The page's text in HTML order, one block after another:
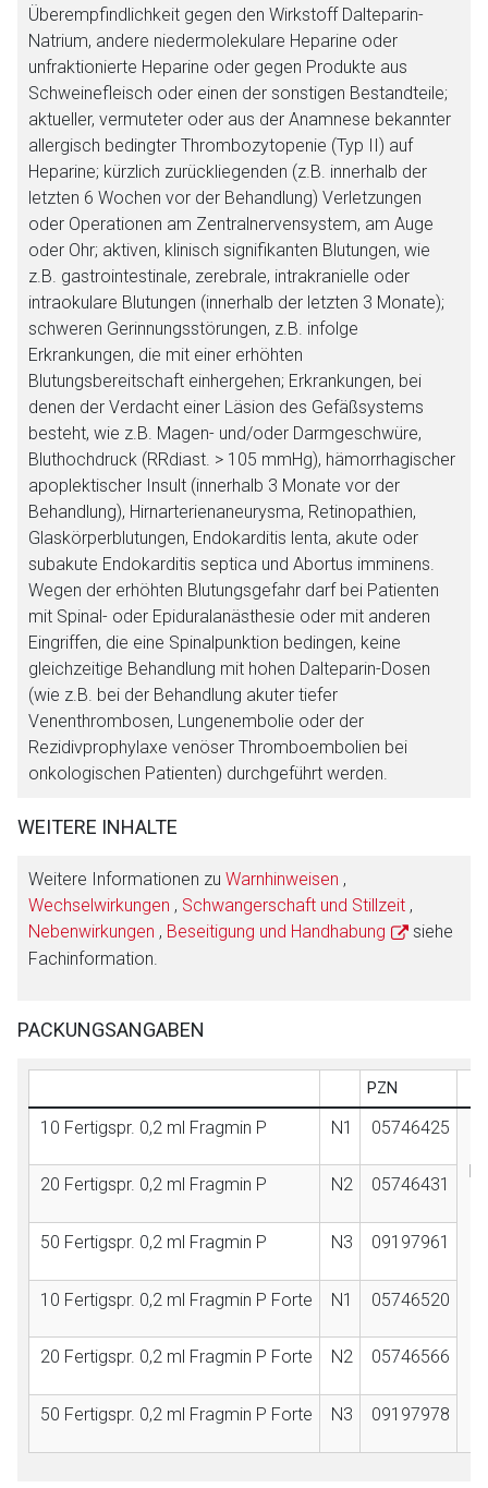
Überempfindlichkeit gegen den Wirkstoff Dalteparin-
Natrium, andere niedermolekulare Heparine oder
unfraktionierte Heparine oder gegen Produkte aus
Schweinefleisch oder einen der sonstigen Bestandteile;
aktueller, vermuteter oder aus der Anamnese bekannter
allergisch bedingter Thrombozytopenie (Typ II) auf
Heparine; kürzlich zurückliegenden (z.B. innerhalb der
letzten 6 Wochen vor der Behandlung) Verletzungen
oder Operationen am Zentralnervensystem, am Auge
oder Ohr; aktiven, klinisch signifikanten Blutungen, wie
z.B. gastrointestinale, zerebrale, intrakranielle oder
intraokulare Blutungen (innerhalb der letzten 3 Monate);
schweren Gerinnungsstörungen, z.B. infolge
Erkrankungen, die mit einer erhöhten
Blutungsbereitschaft einhergehen; Erkrankungen, bei
denen der Verdacht einer Läsion des Gefäßsystems
besteht, wie z.B. Magen- und/oder Darmgeschwüre,
Bluthochdruck (RRdiast. > 105 mmHg), hämorrhagischer
apoplektischer Insult (innerhalb 3 Monate vor der
Behandlung), Hirnarterienaneurysma, Retinopathien,
Glaskörperblutungen, Endokarditis lenta, akute oder
subakute Endokarditis septica und Abortus imminens.
Wegen der erhöhten Blutungsgefahr darf bei Patienten
mit Spinal- oder Epiduralanästhesie oder mit anderen
Eingriffen, die eine Spinalpunktion bedingen, keine
gleichzeitige Behandlung mit hohen Dalteparin-Dosen
(wie z.B. bei der Behandlung akuter tiefer
Venenthrombosen, Lungenembolie oder der
Rezidivprophylaxe venöser Thromboembolien bei
onkologischen Patienten) durchgeführt werden.
WEITERE INHALTE
Weitere Informationen zu Warnhinweisen ,
Wechselwirkungen , Schwangerschaft und Stillzeit ,
Nebenwirkungen , Beseitigung und Handhabung
siehe
Fachinformation.
PACKUNGSANGABEN
PZN
10 Fertigspr. 0,2 ml Fragmin P N1 05746425
20 Fertigspr. 0,2 ml Fragmin P N2 05746431
50 Fertigspr. 0,2 ml Fragmin P N3 09197961
10 Fertigspr. 0,2 ml Fragmin P Forte N1 05746520
20 Fertigspr. 0,2 ml Fragmin P Forte N2 05746566
50 Fertigspr. 0,2 ml Fragmin P Forte N3 09197978